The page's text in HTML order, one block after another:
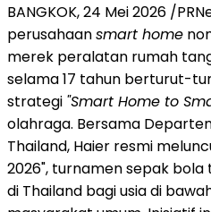
BANGKOK, 24 Mei 2026 /
perusahaansmart home
merek peralatan rumah
selama 17 tahun berturut-
strategi "Smart Home to
olahraga. Bersama
Thailand, Haier resmi
2026", turnamen sepak
di Thailand bagi usia di